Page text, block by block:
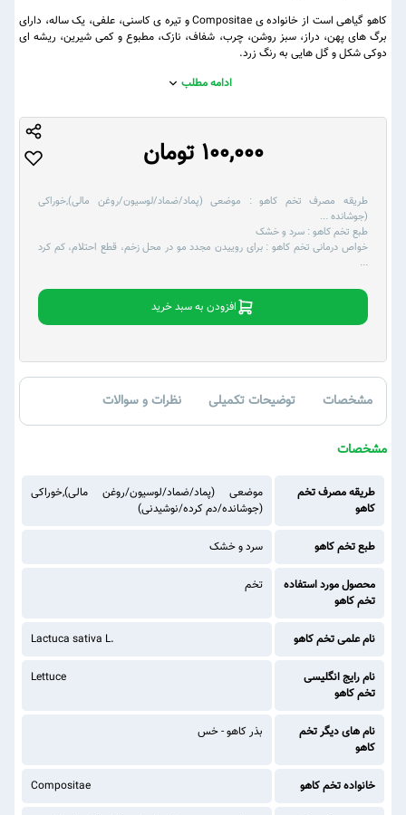
کاهو گیاهی است از خانواده ی Compositae و تیره ی کاسنی، علفی، یک ساله، دارای
برگ های پهن، دراز، سبز روشن، چرب، شفاف، نازک، مطبوع و کمی شیرین، ریشه ای
دوکی شکل و گل هایی به رنگ زرد.
ادامه مطلب
100,000 تومان
طریقه مصرف تخم کاهو : موضعی (پماد/ضماد/لوسیون/روغن مالی),خوراکی
(جوشانده...
طبع تخم کاهو : سرد و خشک
خواص درمانی تخم کاهو :برای روییدن مجدد مو در محل زخم، قطع احتلام، کم کرد
...
افزودن به سبد خرید
مشخصات توضیحات تکمیلی نظرات و سوالات
مشخصات
طریقه مصرف تخم
کاهو
موضعی (پماد/ضماد/لوسیون/روغن مالی),خوراکی
(جوشانده/دم کرده/نوشیدنی)
طبع تخم کاهو سرد و خشک
محصول مورد استفاده
تخم کاهو
تخم
نام علمی تخم کاهو Lactuca sativa L.
نام رایج انگلیسی
تخم کاهو
Lettuce
نام های دیگر تخم
کاهو
بذر کاهو - خس
خانواده تخم کاهو Compositae